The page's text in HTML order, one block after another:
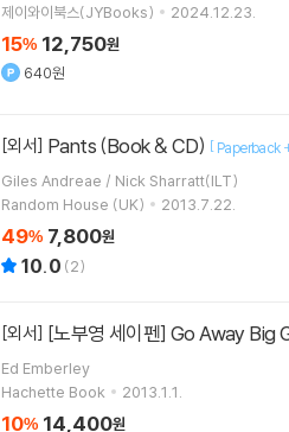
제이와이북스(JYBooks)
2024.12.23.
15% 12,750원
640원
[외서] Pants (Book & CD) [ Paperback
Giles Andreae / Nick Sharratt(ILT)
Random House (UK)
2013.7.22.
49% 7,800원
10.0 (2)
[외서] [노부영 세이펜] Go Away Big
Ed Emberley
Hachette Book
2013.1.1.
10% 14,400원